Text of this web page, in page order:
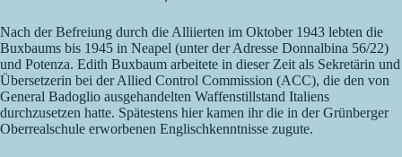
Nach der Befreiung durch die Alliierten im Oktober 1943 lebten die
Buxbaums bis 1945 in Neapel (unter der Adresse Donnalbina 56/22)
und Potenza. Edith Buxbaum arbeitete in dieser Zeit als Sekretärin und
Übersetzerin bei der Allied Control Commission (ACC), die den von
General Badoglio ausgehandelten Waffenstillstand Italiens
durchzusetzen hatte. Spätestens hier kamen ihr die in der Grünberger
Oberrealschule erworbenen Englischkenntnisse zugute.